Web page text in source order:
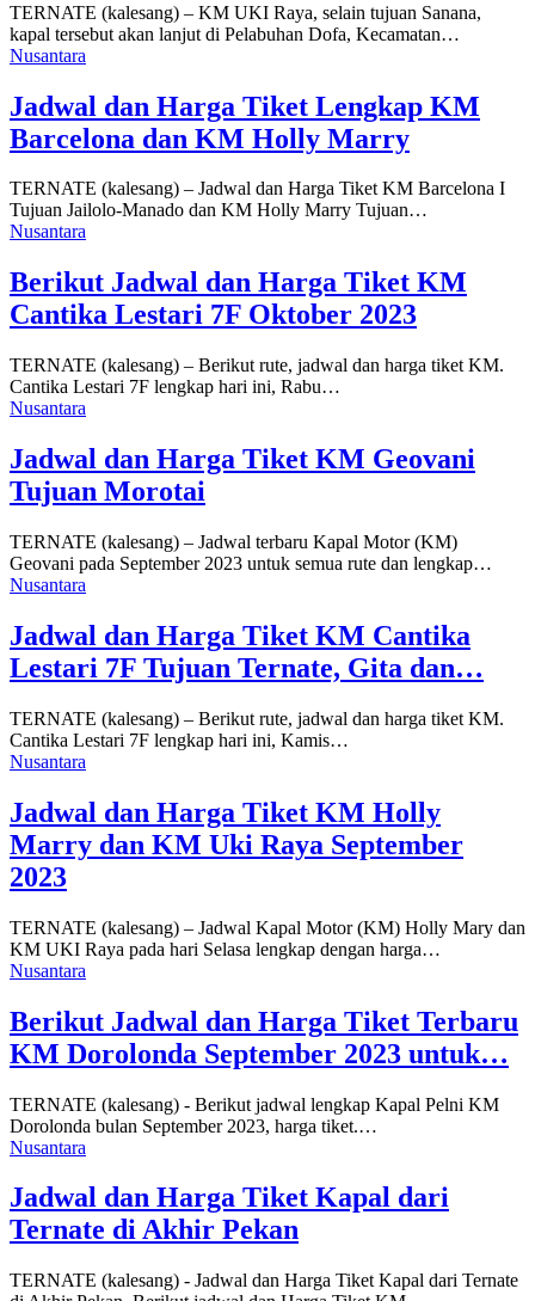
TERNATE (kalesang) – KM UKI Raya, selain tujuan Sanana,
kapal tersebut akan lanjut di Pelabuhan Dofa, Kecamatan…
Nusantara
Jadwal dan Harga Tiket Lengkap KM
Barcelona dan KM Holly Marry
TERNATE (kalesang) – Jadwal dan Harga Tiket KM Barcelona I
Tujuan Jailolo-Manado dan KM Holly Marry Tujuan…
Nusantara
Berikut Jadwal dan Harga Tiket KM
Cantika Lestari 7F Oktober 2023
TERNATE (kalesang) – Berikut rute, jadwal dan harga tiket KM.
Cantika Lestari 7F lengkap hari ini, Rabu…
Nusantara
Jadwal dan Harga Tiket KM Geovani
Tujuan Morotai
TERNATE (kalesang) – Jadwal terbaru Kapal Motor (KM)
Geovani pada September 2023 untuk semua rute dan lengkap…
Nusantara
Jadwal dan Harga Tiket KM Cantika
Lestari 7F Tujuan Ternate, Gita dan…
TERNATE (kalesang) – Berikut rute, jadwal dan harga tiket KM.
Cantika Lestari 7F lengkap hari ini, Kamis…
Nusantara
Jadwal dan Harga Tiket KM Holly
Marry dan KM Uki Raya September
2023
TERNATE (kalesang) – Jadwal Kapal Motor (KM) Holly Mary dan
KM UKI Raya pada hari Selasa lengkap dengan harga…
Nusantara
Berikut Jadwal dan Harga Tiket Terbaru
KM Dorolonda September 2023 untuk…
TERNATE (kalesang) - Berikut jadwal lengkap Kapal Pelni KM
Dorolonda bulan September 2023, harga tiket.…
Nusantara
Jadwal dan Harga Tiket Kapal dari
Ternate di Akhir Pekan
TERNATE (kalesang) - Jadwal dan Harga Tiket Kapal dari Ternate